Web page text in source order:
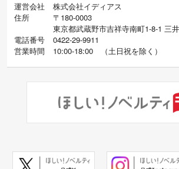
運営会社
株式会社イディアス
住所
〒180-0003
東京都武蔵野市吉祥寺南町1-8-1 三
電話番号
0422-29-9911
営業時間
10:00-18:00 （土日祝を除く）